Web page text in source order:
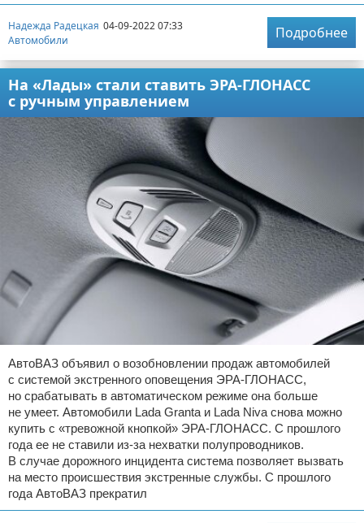
Надежда Радецкая 04-09-2022 07:33
Автомобили
Подробнее
На «Лады» стали ставить ЭРА-ГЛОНАСС
с ручным управлением
АвтоВАЗ объявил о возобновлении продаж автомобилей
с системой экстренного оповещения ЭРА-ГЛОНАСС,
но срабатывать в автоматическом режиме она больше
не умеет. Автомобили Lada Granta и Lada Niva снова можно
купить с «тревожной кнопкой» ЭРА-ГЛОНАСС. С прошлого
года ее не ставили из-за нехватки полупроводников.
В случае дорожного инцидента система позволяет вызвать
на место происшествия экстренные службы. С прошлого
года АвтоВАЗ прекратил